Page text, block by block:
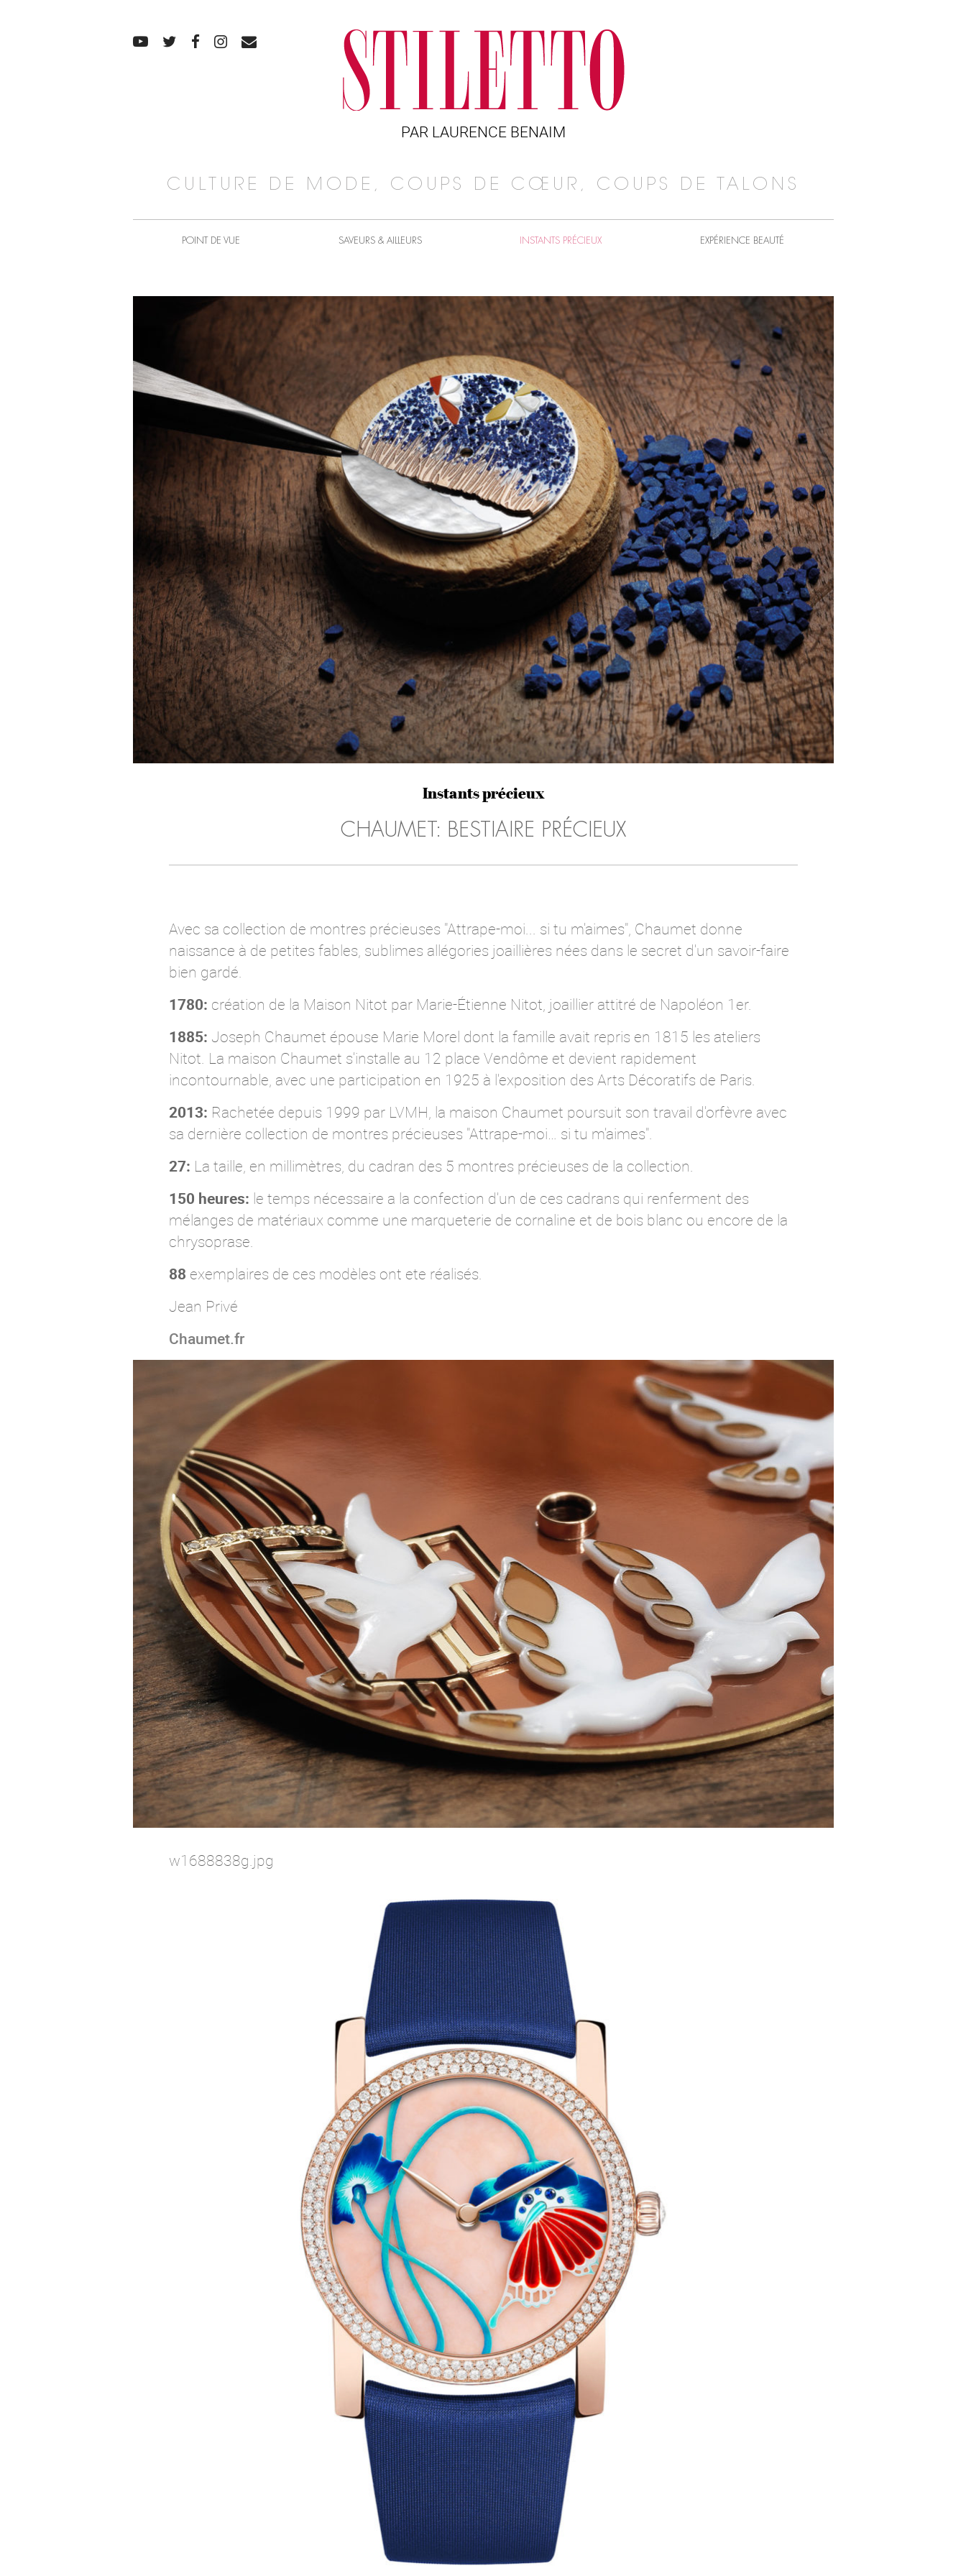
PAR LAURENCE BENAIM
CULTURE DE MODE, COUPS DE CŒUR, COUPS DE TALONS
POINT DE VUE SAVEURS & AILLEURS INSTANTS PRÉCIEUX EXPÉRIENCE BEAUTÉ
Instants précieux
CHAUMET: BESTIAIRE PRÉCIEUX
Avec sa collection de montres précieuses "Attrape-moi... si tu m'aimes", Chaumet donne
naissance à de petites fables, sublimes allégories joaillières nées dans le secret d'un savoir-faire
bien gardé.
1780: création de la Maison Nitot par Marie-Étienne Nitot, joaillier attitré de Napoléon 1er.
1885: Joseph Chaumet épouse Marie Morel dont la famille avait repris en 1815 les ateliers
Nitot. La maison Chaumet s'installe au 12 place Vendôme et devient rapidement
incontournable, avec une participation en 1925 à l'exposition des Arts Décoratifs de Paris.
2013: Rachetée depuis 1999 par LVMH, la maison Chaumet poursuit son travail d'orfèvre avec
sa dernière collection de montres précieuses "Attrape-moi… si tu m'aimes".
27: La taille, en millimètres, du cadran des 5 montres précieuses de la collection.
150 heures: le temps nécessaire a la confection d'un de ces cadrans qui renferment des
mélanges de matériaux comme une marqueterie de cornaline et de bois blanc ou encore de la
chrysoprase.
88 exemplaires de ces modèles ont ete réalisés.
Jean Privé
Chaumet.fr
w1688838g.jpg